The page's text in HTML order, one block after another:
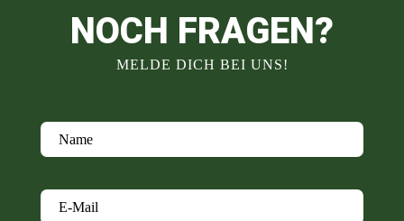
Happy
Voices
Männerchor
Chorleitung
NOCH FRAGEN?
MELDE DICH BEI UNS!
Name
E-Mail